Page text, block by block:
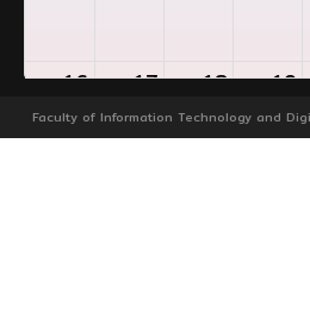
16 17
- วันแรกของการสอบกลางภาคเ
18 19
Faculty of Information Technology and